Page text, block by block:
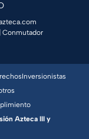
| Conmutador
Inversionistas
Azteca III y